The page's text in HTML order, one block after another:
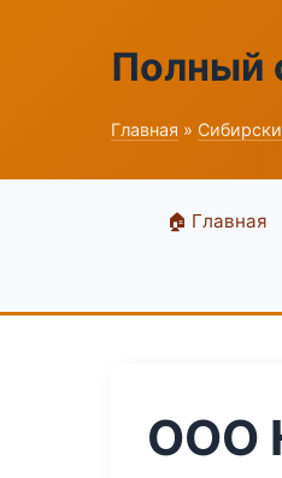
Полный
Главная »
🏠 Главная
ООО